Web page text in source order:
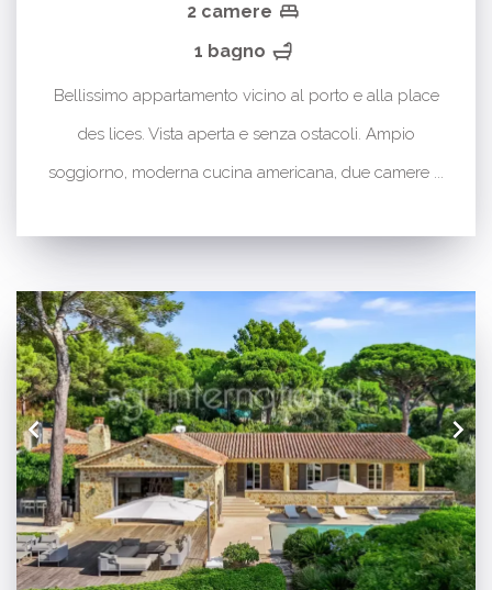
2 camere
1 bagno
Bellissimo appartamento vicino al porto e alla place
des lices. Vista aperta e senza ostacoli. Ampio
soggiorno, moderna cucina americana, due camere ...